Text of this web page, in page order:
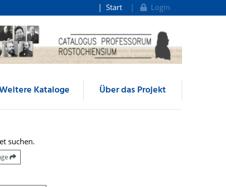
Start Login
Kataloge Über das Projekt
suchen.